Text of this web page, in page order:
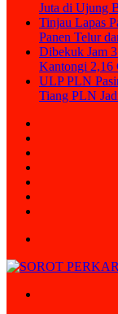
Juta di Ujung
Tinjau Lapas
Panen Telur
Dibekuk Jam
Kantongi 2,16
ULP PLN
Tiang PLN